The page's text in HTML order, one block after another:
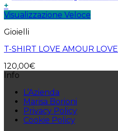
+
Visualizzazione Veloce
Gioielli
T-SHIRT LOVE AMOUR LOVE
120,00€
Info
L’Azienda
Marisa Borioni
Privacy Policy
Cookie Policy